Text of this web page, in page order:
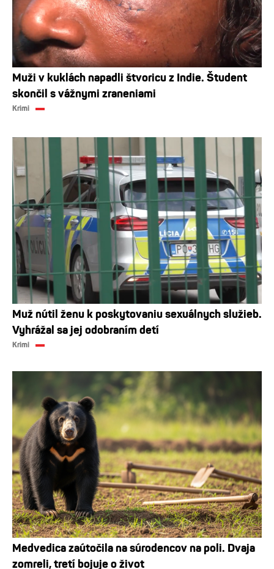
Muži v kuklách napadli štvoricu z Indie. Študent
skončil s vážnymi zraneniami
Krimi
Muž nútil ženu k poskytovaniu sexuálnych služieb.
Vyhrážal sa jej odobraním detí
Krimi
Medvedica zaútočila na súrodencov na poli. Dvaja
zomreli, tretí bojuje o život